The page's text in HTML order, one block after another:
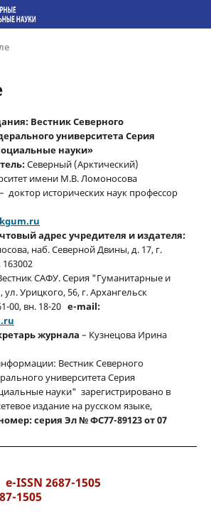
Вестник Северного
университета Серия
науки»
Северный (Арктический)
имени М.В. Ломоносова
доктор исторических наук профессор
адрес учредителя и издателя:
наб. Северной Двины, д. 17, г.
САФУ. Серия "Гуманитарные и
Урицкого, 56, г. Архангельск
00, вн. 18-20 e-mail:
журнала – Кузнецова Ирина
Вестник Северного
университета Серия
науки" зарегистрировано в
издание на русском языке,
серия Эл № ФС77-89123 от 07
ISSN 2687-1505
1505